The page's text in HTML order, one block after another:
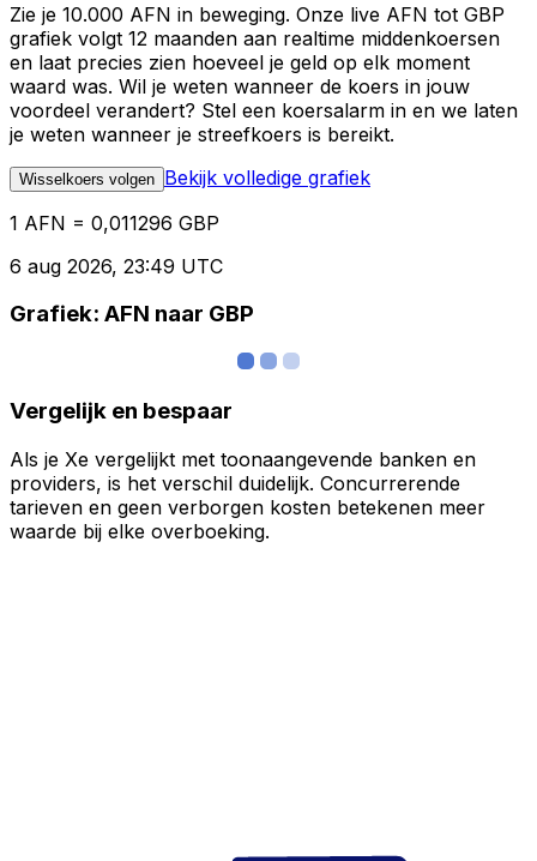
Zie je 10.000 AFN in beweging. Onze live AFN tot GBP
grafiek volgt 12 maanden aan realtime middenkoersen
en laat precies zien hoeveel je geld op elk moment
waard was. Wil je weten wanneer de koers in jouw
voordeel verandert? Stel een koersalarm in en we laten
je weten wanneer je streefkoers is bereikt.
Wisselkoers volgen Bekijk volledige grafiek
1 AFN = 0,011296 GBP
6 aug 2026, 23:49 UTC
Grafiek: AFN naar GBP
Vergelijk en bespaar
Als je Xe vergelijkt met toonaangevende banken en
providers, is het verschil duidelijk. Concurrerende
tarieven en geen verborgen kosten betekenen meer
waarde bij elke overboeking.